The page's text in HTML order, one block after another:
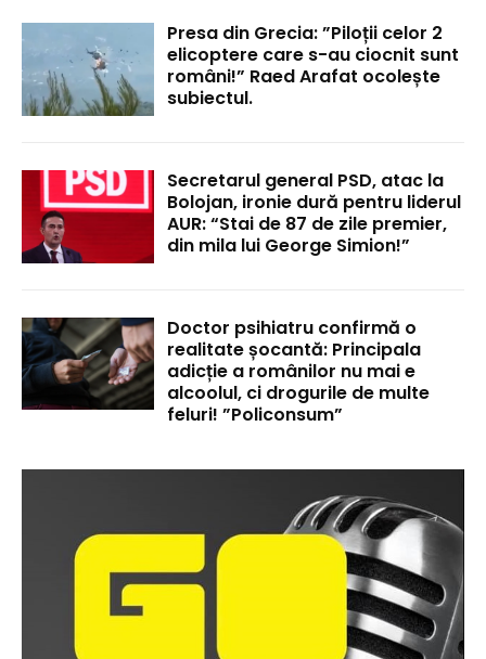
Presa din Grecia: ”Piloții celor 2
elicoptere care s-au ciocnit sunt
români!” Raed Arafat ocolește
subiectul.
Secretarul general PSD, atac la
Bolojan, ironie dură pentru liderul
AUR: “Stai de 87 de zile premier,
din mila lui George Simion!”
Doctor psihiatru confirmă o
realitate șocantă: Principala
adicție a românilor nu mai e
alcoolul, ci drogurile de multe
feluri! ”Policonsum”